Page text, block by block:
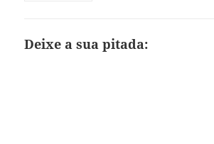
Deixe a sua pitada: